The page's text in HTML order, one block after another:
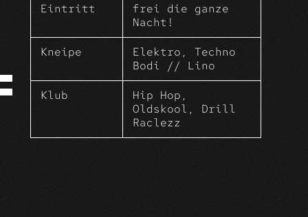
Eintritt
frei die ganze
Nacht!
Kneipe
Elektro, Techno
Bodi // Lino
Klub
Hip Hop,
Oldskool, Drill
Raclezz